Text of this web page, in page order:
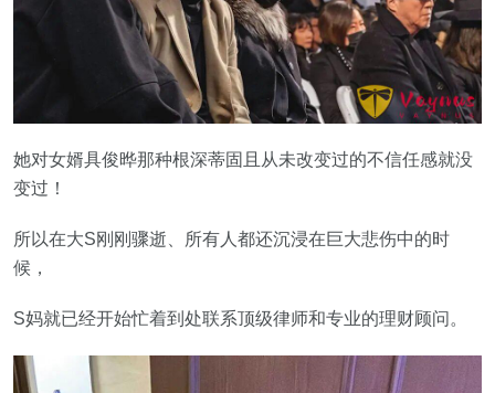
她对女婿具俊晔那种根深蒂固且从未改变过的不信任感就没
变过！
所以在大S刚刚骤逝、所有人都还沉浸在巨大悲伤中的时
候，
S妈就已经开始忙着到处联系顶级律师和专业的理财顾问。